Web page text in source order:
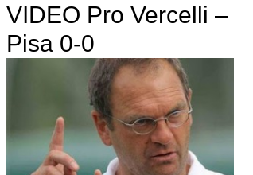
VIDEO Pro Vercelli –
Pisa 0-0